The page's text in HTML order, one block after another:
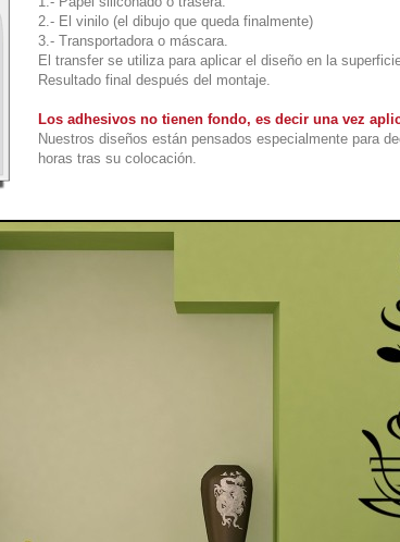
2.- El vinilo (el dibujo que queda finalmente)
3.- Transportadora o máscara.
El transfer se utiliza para aplicar el diseño en la
Resultado final después del montaje.
Los adhesivos no tienen fondo, es decir una vez
Nuestros diseños están pensados especialmente para
horas tras su colocación.